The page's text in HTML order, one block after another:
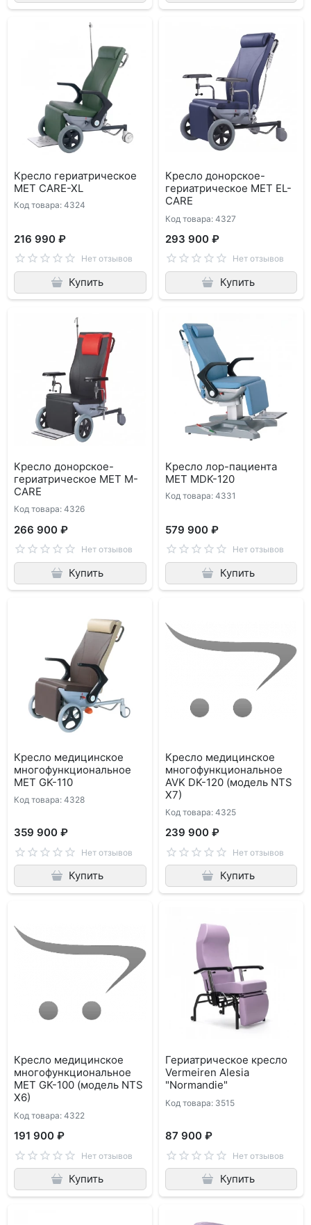
Кресло гериатрическое
MET CARE-XL
Код товара: 4324
216 990 ₽
Нет отзывов
Купить
Кресло донорское-
гериатрическое MET EL-
CARE
Код товара: 4327
293 900 ₽
Нет отзывов
Купить
Кресло донорское-
гериатрическое MET M-
CARE
Код товара: 4326
266 900 ₽
Нет отзывов
Купить
Кресло лор-пациента
MET MDK-120
Код товара: 4331
579 900 ₽
Нет отзывов
Купить
Кресло медицинское
многофункциональное
МЕТ GK-110
Код товара: 4328
359 900 ₽
Нет отзывов
Купить
Кресло медицинское
многофункциональное
AVK DK-120 (модель NTS
X7)
Код товара: 4325
239 900 ₽
Нет отзывов
Купить
Кресло медицинское
многофункциональное
MET GK-100 (модель NTS
X6)
Код товара: 4322
191 900 ₽
Нет отзывов
Купить
Гериатрическое кресло
Vermeiren Alesia
"Normandie"
Код товара: 3515
87 900 ₽
Нет отзывов
Купить